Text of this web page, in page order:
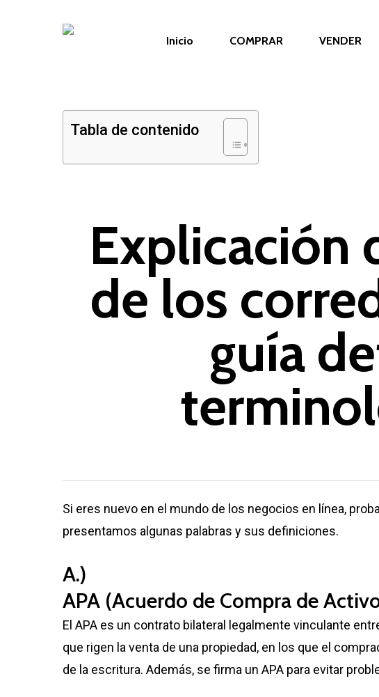
Inicio COMPRAR VENDER
Tabla de contenido
Explicación
de los
guía
Si eres nuevo en el mundo de los negocios en línea,
presentamos algunas palabras y sus definiciones.
A.)
APA (Acuerdo de Compra de
El APA es un contrato bilateral legalmente vinculante
que rigen la venta de una propiedad, en los que el
de la escritura. Además, se firma un APA para evitar